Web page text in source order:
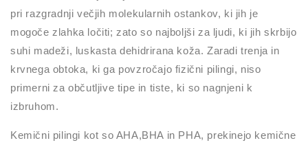
pri razgradnji večjih molekularnih ostankov, ki jih je
mogoče zlahka ločiti; zato so najboljši za ljudi, ki jih skrbijo
suhi madeži, luskasta dehidrirana koža. Zaradi trenja in
krvnega obtoka, ki ga povzročajo fizični pilingi, niso
primerni za občutljive tipe in tiste, ki so nagnjeni k
izbruhom.
Kemični pilingi kot so AHA,BHA in PHA, prekinejo kemične